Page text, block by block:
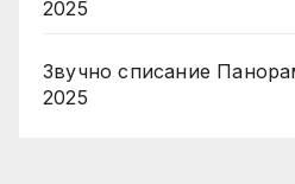
2025
Звучно списание
2025